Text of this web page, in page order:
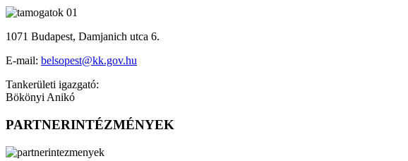
1071 Budapest, Damjanich utca 6.
E-mail: belsopest@kk.gov.hu
Tankerületi igazgató:
Bökönyi Anikó
PARTNERINTÉZMÉNYEK